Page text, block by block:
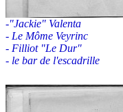
-"Jackie" Valenta
- Le Môme Veyrinc
- Filliot "Le Dur"
- le bar de l'escadrille